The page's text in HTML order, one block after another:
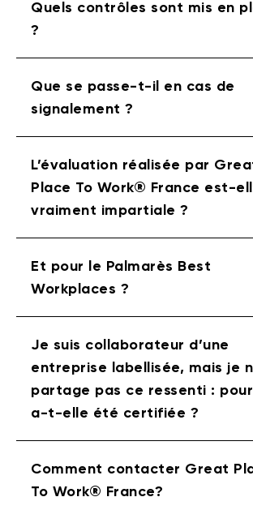
Quels contrôles sont mis en
?
Que se passe-t-il en cas de
signalement ?
L’évaluation réalisée par
Place To Work® France est-
vraiment impartiale ?
Et pour le Palmarès Best
Workplaces ?
Je suis collaborateur d’une
entreprise labellisée, mais je
partage pas ce ressenti :
a-t-elle été certifiée ?
Comment contacter Great
To Work® France?